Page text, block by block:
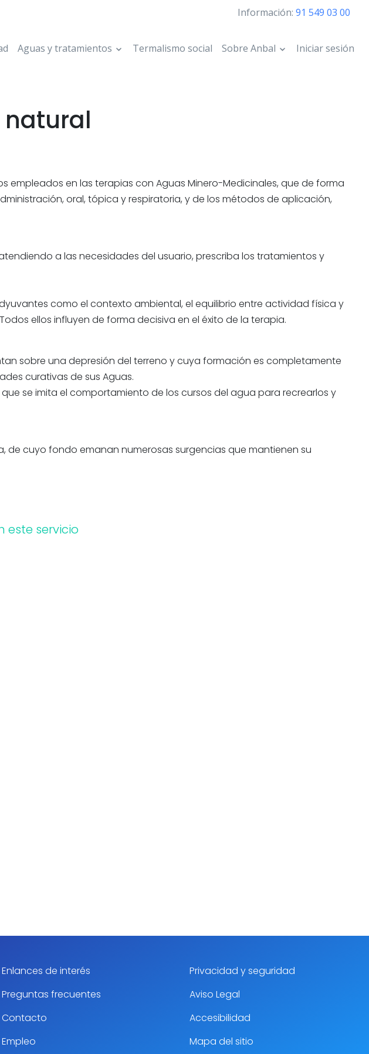
Información: 91 549 03 00
Aguas y tratamientos Termalismo social Sobre Anbal Iniciar sesión
natural
en las terapias con Aguas Minero-Medicinales, que de forma
oral, tópica y respiratoria, y de los métodos de aplicación,
a las necesidades del usuario, prescriba los tratamientos y
como el contexto ambiental, el equilibrio entre actividad física y
ellos influyen de forma decisiva en el éxito de la terapia.
sobre una depresión del terreno y cuya formación es completamente
curativas de sus Aguas.
se imita el comportamiento de los cursos del agua para recrearlos y
de cuyo fondo emanan numerosas surgencias que mantienen su
este servicio
Enlances de interés
Preguntas frecuentes
Contacto
Empleo
Privacidad y seguridad
Aviso Legal
Accesibilidad
Mapa del sitio